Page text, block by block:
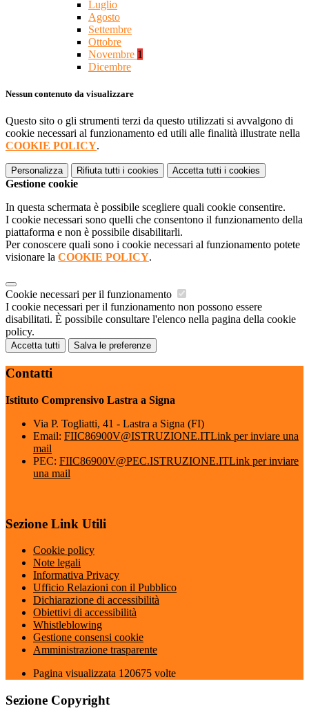
Luglio
Agosto
Settembre
Ottobre
Novembre 1
Dicembre
Nessun contenuto da visualizzare
Questo sito o gli strumenti terzi da questo utilizzati si avvalgono di
cookie necessari al funzionamento ed utili alle finalità illustrate nella
COOKIE POLICY.
Personalizza Rifiuta tutti i cookies Accetta tutti i cookies
Gestione cookie
In questa schermata è possibile scegliere quali cookie consentire.
I cookie necessari sono quelli che consentono il funzionamento della
piattaforma e non è possibile disabilitarli.
Per conoscere quali sono i cookie necessari al funzionamento potete
visionare la COOKIE POLICY.
Cookie necessari per il funzionamento
I cookie necessari per il funzionamento non possono essere
disabilitati. È possibile consultare l'elenco nella pagina della cookie
policy.
Accetta tutti Salva le preferenze
Contatti
Istituto Comprensivo Lastra a Signa
Via P. Togliatti, 41 - Lastra a Signa (FI)
Email: FIIC86900V@ISTRUZIONE.ITLink per inviare una
mail
PEC: FIIC86900V@PEC.ISTRUZIONE.ITLink per inviare
una mail
Sezione Link Utili
Cookie policy
Note legali
Informativa Privacy
Ufficio Relazioni con il Pubblico
Dichiarazione di accessibilità
Obiettivi di accessibilità
Whistleblowing
Gestione consensi cookie
Amministrazione trasparente
Pagina visualizzata 120675 volte
Sezione Copyright